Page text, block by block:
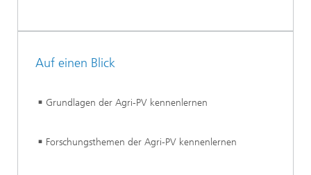
Auf einen Blick
Grundlagen der Agri-PV kennenlernen
Forschungsthemen der Agri-PV kennenlernen